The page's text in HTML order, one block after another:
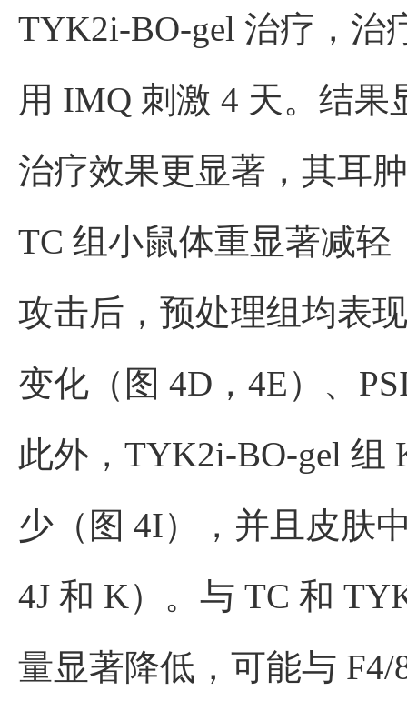
TYK2i-BO-gel 治疗，治
用 IMQ 刺激 4 天。结
治疗效果更显著，其耳
TC 组小鼠体重显著减
攻击后，预处理组均表
变化（图 4D，4E）、
此外，TYK2i-BO-gel 组
少（图 4I），并且皮肤
4J 和 K）。与 TC 和
量显著降低，可能与